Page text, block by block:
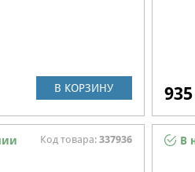
В КОРЗИНУ 935
Код товара: 337936 В